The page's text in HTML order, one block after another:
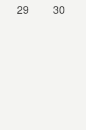
29
30